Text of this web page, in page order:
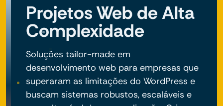
Projetos Web de Alta
Complexidade
Soluções tailor-made em
desenvolvimento web para empresas que
superaram as limitações do WordPress e
buscam sistemas robustos, escaláveis e